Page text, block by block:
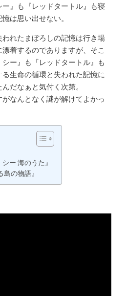
ー』も『レッドタートル』も寝
は思い出せない。
れたまぼろしの記憶は行き場
着するのでありますが、そこ
ー』も『レッドタートル』も
る生命の循環と失われた記憶に
だなぁと気付く次第。
なんとなく謎が解けてよかっ
ー 海のうた』
島の物語』